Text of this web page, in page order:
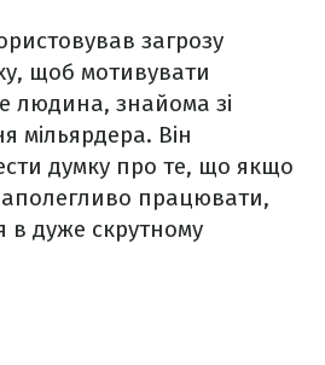
загрозу
щоб мотивувати
людина, знайома зі
мільярдера. Він
думку про те, що якщо
працювати,
в дуже скрутному